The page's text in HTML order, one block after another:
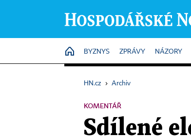
HOME
BYZNYS ZPRÁVY NÁZORY
HN.cz › Archiv
KOMENTÁŘ
Sdílené